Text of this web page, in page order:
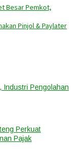
Besar Pemkot,
Pinjol & Paylater
Industri Pengolahan
Perkuat
Pajak